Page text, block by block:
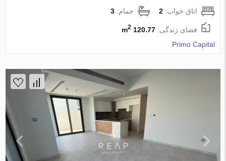
اتاق خواب:2 حمام:3
فضای زندگی:120.77 m
2
Primo Capital